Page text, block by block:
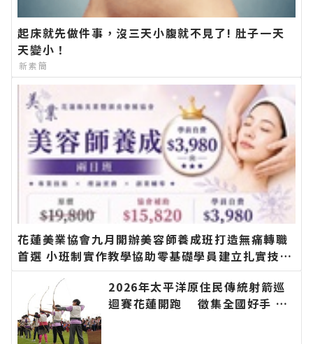
起床就先做件事，沒三天小腹就不見了! 肚子一天
天變小！
新素簡
花蓮美業協會九月開辦美容師養成班打造無痛轉職
首選 小班制實作教學協助零基礎學員建立扎實技術
邁向創業之路∣花蓮新聞網官方網站各類新聞－最
快速的今日新聞報導 最新的在地資訊！
2026年太平洋原住民傳統射箭巡
迴賽花蓮開跑 徵集全國好手 巡